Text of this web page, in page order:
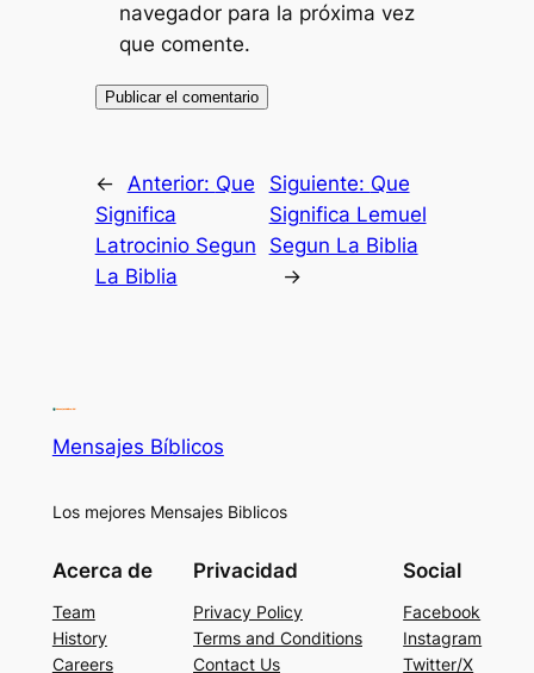
navegador para la próxima vez
que comente.
← Anterior: Que
Significa
Latrocinio Segun
La Biblia
Siguiente: Que
Significa Lemuel
Segun La Biblia
→
Mensajes Bíblicos
Los mejores Mensajes Biblicos
Acerca de
Team
History
Careers
Privacidad
Privacy Policy
Terms and Conditions
Contact Us
Social
Facebook
Instagram
Twitter/X